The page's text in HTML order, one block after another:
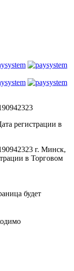
регистрации в
г. Минск,
в Торговом
будет